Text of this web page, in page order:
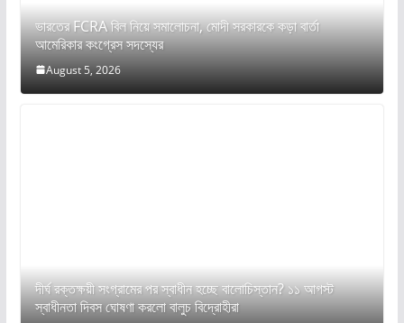
ভারতের FCRA বিল নিয়ে সমালোচনা, মোদী সরকারকে কড়া বার্তা
আমেরিকার কংগ্রেস সদস্যের
August 5, 2026
দীর্ঘ রক্তক্ষয়ী সংগ্রামের পর স্বাধীন হচ্ছে বালোচিস্তান? ১১ আগস্ট
স্বাধীনতা দিবস ঘোষণা করলো বালুচ বিদ্রোহীরা